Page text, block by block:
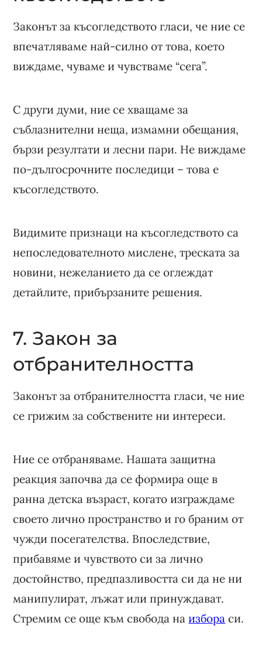
Законът за късогледството гласи, че ние се
впечатляваме най-силно от това, което
виждаме, чуваме и чувстваме “сега”.
С други думи, ние се хващаме за
съблазнителни неща, измамни обещания,
бързи резултати и лесни пари. Не виждаме
по-дългосрочните последици – това е
късогледството.
Видимите признаци на късогледството са
непоследователното мислене, треската за
новини, нежеланието да се оглеждат
детайлите, прибързаните решения.
7. Закон за
отбранителността
Законът за отбранителността гласи, че ние
се грижим за собствените ни интереси.
Ние се отбраняваме. Нашата защитна
реакция започва да се формира още в
ранна детска възраст, когато изграждаме
своето лично пространство и го браним от
чужди посегателства. Впоследствие,
прибавяме и чувството си за лично
достойнство, предпазливостта си да не ни
манипулират, лъжат или принуждават.
Стремим се още към свобода на избора си.